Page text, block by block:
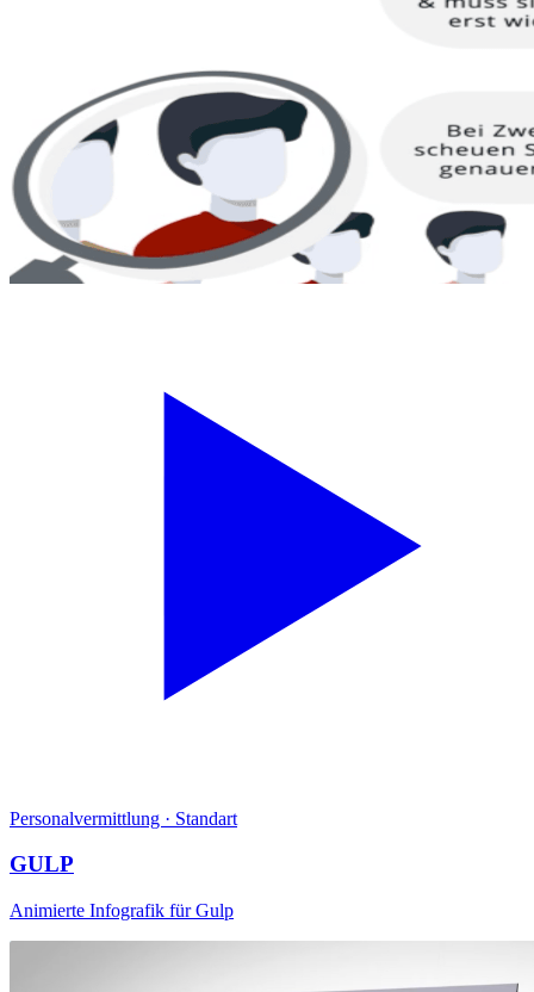
Personalvermittlung · Standart
GULP
Animierte Infografik für Gulp